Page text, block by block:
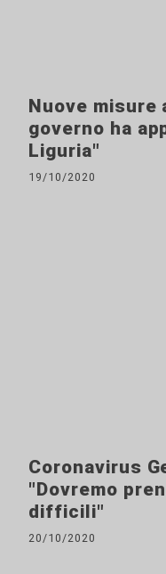
Nuove
governo ha
Liguria"
19/10/2020
Coronavirus
"Dovremo
difficili"
20/10/2020